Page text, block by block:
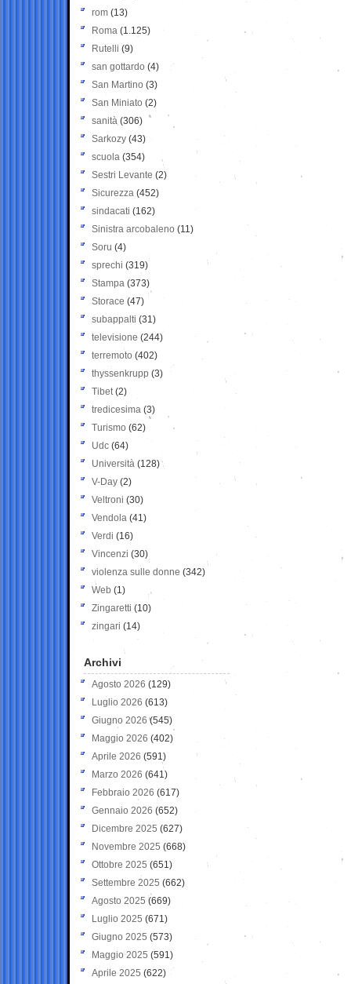
rom (13)
Roma (1.125)
Rutelli (9)
san gottardo (4)
San Martino (3)
San Miniato (2)
sanità (306)
Sarkozy (43)
scuola (354)
Sestri Levante (2)
Sicurezza (452)
sindacati (162)
Sinistra arcobaleno (11)
Soru (4)
sprechi (319)
Stampa (373)
Storace (47)
subappalti (31)
televisione(244)
terremoto (402)
thyssenkrupp (3)
Tibet(2)
tredicesima (3)
Turismo (62)
Udc (64)
Università (128)
V-Day (2)
Veltroni (30)
Vendola (41)
Verdi (16)
Vincenzi (30)
violenza sulle donne (342)
Web (1)
Zingaretti (10)
zingari (14)
Archivi
Agosto 2026 (129)
Luglio 2026 (613)
Giugno 2026 (545)
Maggio 2026 (402)
Aprile 2026 (591)
Marzo 2026 (641)
Febbraio 2026 (617)
Gennaio 2026 (652)
Dicembre 2025 (627)
Novembre 2025 (668)
Ottobre 2025 (651)
Settembre 2025 (662)
Agosto 2025 (669)
Luglio 2025 (671)
Giugno 2025 (573)
Maggio 2025 (591)
Aprile 2025 (622)